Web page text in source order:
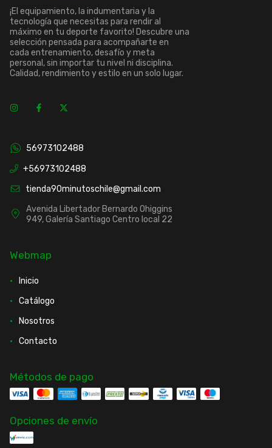
¡El equipamiento, la indumentaria y la
tecnología que necesitas para rendir al
máximo en tu deporte favorito! Descubre una
selección pensada para acompañarte en
cada entrenamiento, desafío y meta
personal, sin importar tu nivel ni disciplina.
Calidad, rendimiento y estilo en un solo lugar.
56973102488
+56973102488
tienda90minutoschile@gmail.com
Avenida Libertador Bernardo Ohiggins
949, Galería Santiago Centro local 22
Webmap
Inicio
Catálogo
Nosotros
Contacto
Métodos de pago
Opciones de envío